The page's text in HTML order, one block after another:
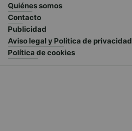
Quiénes somos
Contacto
Publicidad
Aviso legal y Política de privacidad
Política de cookies